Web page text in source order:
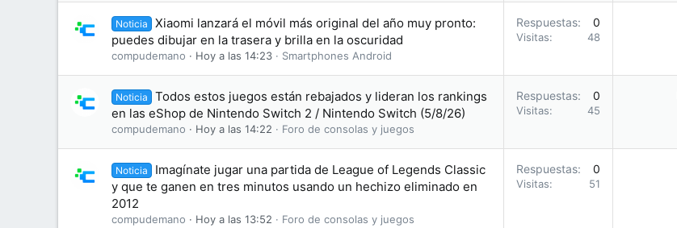
Noticia
Xiaomi lanzará el móvil más original del año muy pronto:
puedes dibujar en la trasera y brilla en la oscuridad
compudemano Hoy a las 14:23 Smartphones Android
Respuestas 0
Visitas 48
Noticia
Todos estos juegos están rebajados y lideran los rankings
en las eShop de Nintendo Switch 2 / Nintendo Switch (5/8/26)
compudemano Hoy a las 14:22 Foro de consolas y juegos
Respuestas 0
Visitas 45
Noticia
Imagínate jugar una partida de League of Legends Classic
y que te ganen en tres minutos usando un hechizo eliminado en
2012
compudemano Hoy a las 13:52 Foro de consolas y juegos
Respuestas 0
Visitas 51